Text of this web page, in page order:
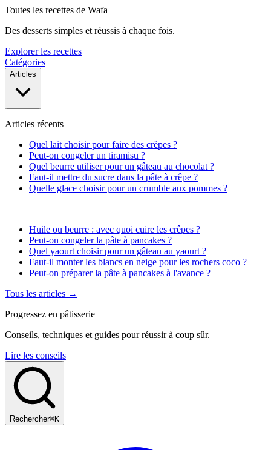
Toutes les recettes de Wafa
Des desserts simples et réussis à chaque fois.
Explorer les recettes
Catégories
Articles
Articles récents
Quel lait choisir pour faire des crêpes ?
Peut-on congeler un tiramisu ?
Quel beurre utiliser pour un gâteau au chocolat ?
Faut-il mettre du sucre dans la pâte à crêpe ?
Quelle glace choisir pour un crumble aux pommes ?
Huile ou beurre : avec quoi cuire les crêpes ?
Peut-on congeler la pâte à pancakes ?
Quel yaourt choisir pour un gâteau au yaourt ?
Faut-il monter les blancs en neige pour les rochers coco ?
Peut-on préparer la pâte à pancakes à l'avance ?
Tous les articles →
Progressez en pâtisserie
Conseils, techniques et guides pour réussir à coup sûr.
Lire les conseils
Rechercher⌘K